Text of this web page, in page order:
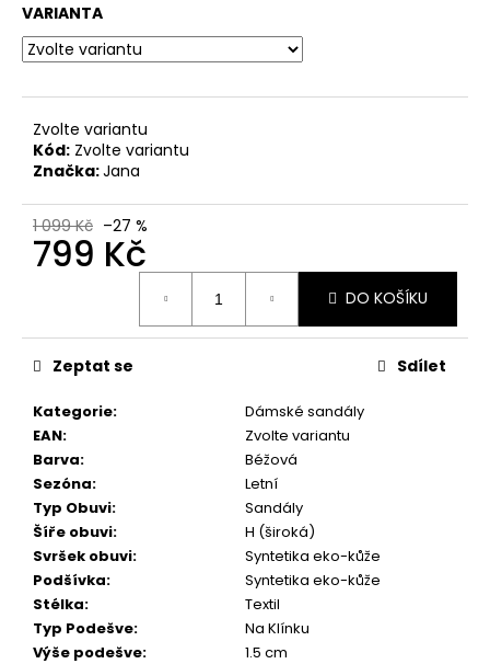
VARIANTA
Zvolte variantu
Kód: Zvolte variantu
Značka:Jana
1 099 Kč –27 %
799 Kč
DO KOŠÍKU
Kategorie:
Dámské sandály
EAN:
Zvolte variantu
Barva:
Béžová
Sezóna:
Letní
Typ Obuvi:
Sandály
Šíře obuvi:
H (široká)
Svršek obuvi:
Syntetika eko-kůže
Podšívka:
Syntetika eko-kůže
Stélka:
Textil
Typ Podešve:
Na Klínku
Výše podešve:
1.5 cm
Zeptat se Sdílet
č
u
j
e
m
e
DÁMSKÉ
CELOKOŽENÉ
SANDÁLY
NA
BRINKMANN
710221-
08
699
Kč
Původně:
999
Kč